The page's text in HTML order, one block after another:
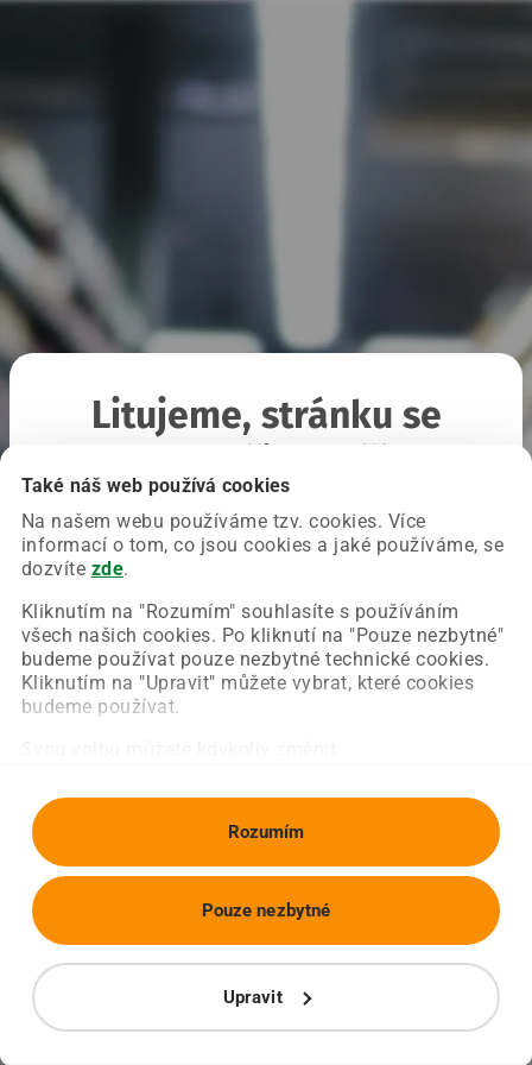
Také náš web používá cookies
Na našem webu používáme tzv. cookies. Více
informací o tom, co jsou cookies a jaké používáme, se
dozvíte zde.
Kliknutím na "Rozumím" souhlasíte s používáním
všech našich cookies. Po kliknutí na "Pouze nezbytné"
budeme používat pouze nezbytné technické cookies.
Kliknutím na "Upravit" můžete vybrat, které cookies
budeme používat.
Rozumím
Upravit
Pouze nezbytné
Litujeme, stránku se
Chyba nastala na naší straně a už ji opravujeme.
Zkuste prosím znovu načíst požadovanou stránku.
Obnovit stránku Úvodní strana